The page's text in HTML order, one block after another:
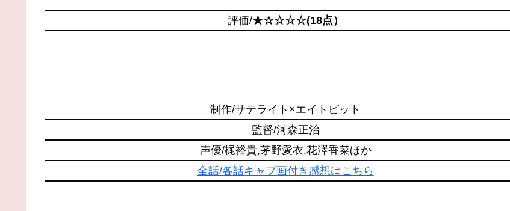
評価/★☆☆☆☆(18点）
制作/サテライト×エイトビット
監督/河森正治
声優/梶裕貴,茅野愛衣,花澤香菜ほか
全話/各話キャプ画付き感想はこちら